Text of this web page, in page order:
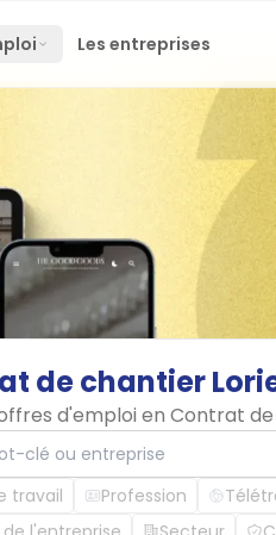
Les entreprises
dechantier
d'emploi en Contrat
ou entreprise
travail Profession